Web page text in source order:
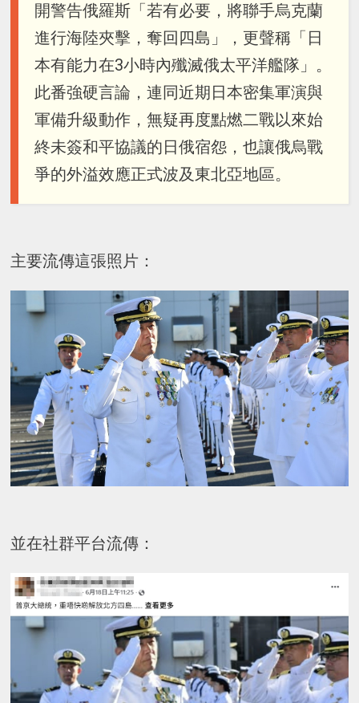
開警告俄羅斯「若有必要，將聯手烏克蘭
進行海陸夾擊，奪回四島」，更聲稱「日
本有能力在3小時內殲滅俄太平洋艦隊」。
此番強硬言論，連同近期日本密集軍演與
軍備升級動作，無疑再度點燃二戰以來始
終未簽和平協議的日俄宿怨，也讓俄烏戰
爭的外溢效應正式波及東北亞地區。
主要流傳這張照片：
並在社群平台流傳：